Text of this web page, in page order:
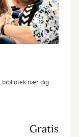
bibliotek nær dig
Gratis